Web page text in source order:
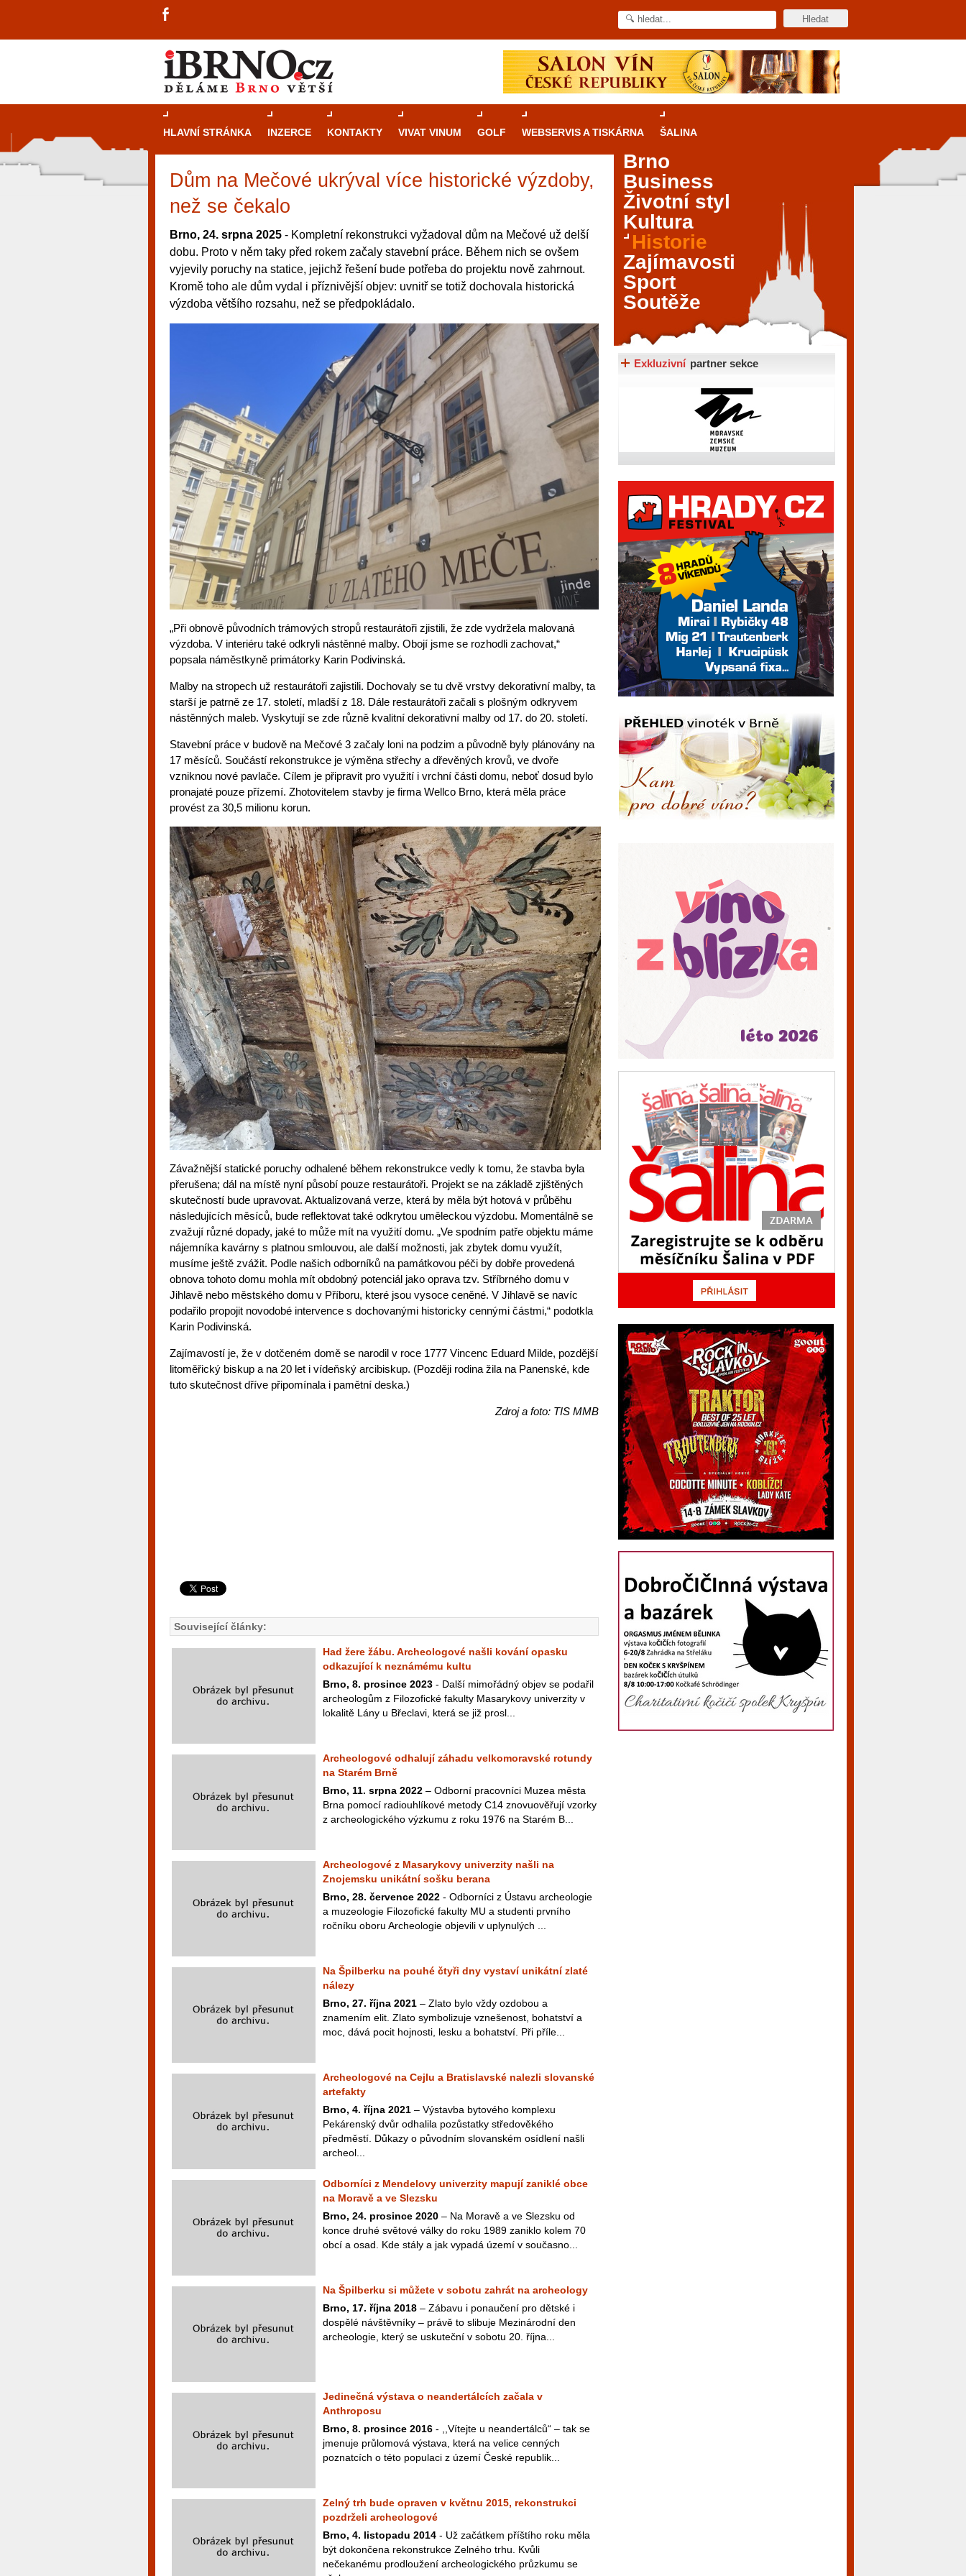
HLAVNÍ STRÁNKA INZERCE KONTAKTY VIVAT VINUM GOLF WEBSERVIS A TISKÁRNA ŠALINA
Dům na Mečové ukrýval více historické výzdoby,
než se čekalo
Brno, 24. srpna 2025 - Kompletní rekonstrukci vyžadoval dům na Mečové už delší
dobu. Proto v něm taky před rokem začaly stavební práce. Během nich se ovšem
vyjevily poruchy na statice, jejichž řešení bude potřeba do projektu nově zahrnout.
Kromě toho ale dům vydal i příznivější objev: uvnitř se totiž dochovala historická
výzdoba většího rozsahu, než se předpokládalo.
„Při obnově původních trámových stropů restaurátoři zjistili, že zde vydržela malovaná
výzdoba. V interiéru také odkryli nástěnné malby. Obojí jsme se rozhodli zachovat,“
popsala náměstkyně primátorky Karin Podivinská.
Malby na stropech už restaurátoři zajistili. Dochovaly se tu dvě vrstvy dekorativní malby, ta
starší je patrně ze 17. století, mladší z 18. Dále restaurátoři začali s plošným odkryvem
nástěnných maleb. Vyskytují se zde různě kvalitní dekorativní malby od 17. do 20. století.
Stavební práce v budově na Mečové 3 začaly loni na podzim a původně byly plánovány na
17 měsíců. Součástí rekonstrukce je výměna střechy a dřevěných krovů, ve dvoře
vzniknou nové pavlače. Cílem je připravit pro využití i vrchní části domu, neboť dosud bylo
pronajaté pouze přízemí. Zhotovitelem stavby je firma Wellco Brno, která měla práce
provést za 30,5 milionu korun.
Závažnější statické poruchy odhalené během rekonstrukce vedly k tomu, že stavba byla
přerušena; dál na místě nyní působí pouze restaurátoři. Projekt se na základě zjištěných
skutečností bude upravovat. Aktualizovaná verze, která by měla být hotová v průběhu
následujících měsíců, bude reflektovat také odkrytou uměleckou výzdobu. Momentálně se
zvažují různé dopady, jaké to může mít na využití domu. „Ve spodním patře objektu máme
nájemníka kavárny s platnou smlouvou, ale další možnosti, jak zbytek domu využít,
musíme ještě zvážit. Podle našich odborníků na památkovou péči by dobře provedená
obnova tohoto domu mohla mít obdobný potenciál jako oprava tzv. Stříbrného domu v
Jihlavě nebo městského domu v Příboru, které jsou vysoce ceněné. V Jihlavě se navíc
podařilo propojit novodobé intervence s dochovanými historicky cennými částmi,“ podotkla
Karin Podivinská.
Zajímavostí je, že v dotčeném domě se narodil v roce 1777 Vincenc Eduard Milde, pozdější
litoměřický biskup a na 20 let i vídeňský arcibiskup. (Později rodina žila na Panenské, kde
tuto skutečnost dříve připomínala i pamětní deska.)
Zdroj a foto: TIS MMB
Související články:
Had žere žábu. Archeologové našli kování opasku
odkazující k neznámému kultu
Brno, 8. prosince 2023 - Další mimořádný objev se podařil
archeologům z Filozofické fakulty Masarykovy univerzity v
lokalitě Lány u Břeclavi, která se již prosl...
Archeologové odhalují záhadu velkomoravské rotundy
na Starém Brně
Brno, 11. srpna 2022 – Odborní pracovníci Muzea města
Brna pomocí radiouhlíkové metody C14 znovuověřují vzorky
z archeologického výzkumu z roku 1976 na Starém B...
Archeologové z Masarykovy univerzity našli na
Znojemsku unikátní sošku berana
Brno, 28. července 2022 - Odborníci z Ústavu archeologie
a muzeologie Filozofické fakulty MU a studenti prvního
ročníku oboru Archeologie objevili v uplynulých ...
Na Špilberku na pouhé čtyři dny vystaví unikátní zlaté
nálezy
Brno, 27. října 2021 – Zlato bylo vždy ozdobou a
znamením elit. Zlato symbolizuje vznešenost, bohatství a
moc, dává pocit hojnosti, lesku a bohatství. Při příle...
Archeologové na Cejlu a Bratislavské nalezli slovanské
artefakty
Brno, 4. října 2021 – Výstavba bytového komplexu
Pekárenský dvůr odhalila pozůstatky středověkého
předměstí. Důkazy o původním slovanském osídlení našli
archeol...
Odborníci z Mendelovy univerzity mapují zaniklé obce
na Moravě a ve Slezsku
Brno, 24. prosince 2020 – Na Moravě a ve Slezsku od
konce druhé světové války do roku 1989 zaniklo kolem 70
obcí a osad. Kde stály a jak vypadá území v současno...
Na Špilberku si můžete v sobotu zahrát na archeology
Brno, 17. října 2018 – Zábavu i ponaučení pro dětské i
dospělé návštěvníky – právě to slibuje Mezinárodní den
archeologie, který se uskuteční v sobotu 20. října...
Jedinečná výstava o neandertálcích začala v
Anthroposu
Brno, 8. prosince 2016 - ,,Vítejte u neandertálců“ – tak se
jmenuje průlomová výstava, která na velice cenných
poznatcích o této populaci z území České republik...
Zelný trh bude opraven v květnu 2015, rekonstrukci
pozdrželi archeologové
Brno, 4. listopadu 2014 - Už začátkem příštího roku měla
být dokončena rekonstrukce Zelného trhu. Kvůli
nečekanému prodloužení archeologického průzkumu se
Průvodcekasinovými hrami v Brně: Od
Brno je městem známým pro zajímavé památky, skvělé
restaurace, divadla a univerzity. Mimo jiné je ale také
místem, kde si můžete legálně a bezpečně vyzkoušet
různé kasinové hry. V neustále kvetoucí moravské
metropoli naleznete širokou nabídku her od klasické
rulety až po moderní automaty jak pro pravidelné
Celý článek...
Brno
Business
Životní styl
Kultura
Historie
Zajímavosti
Sport
Soutěže
Exkluzivní partner sekce